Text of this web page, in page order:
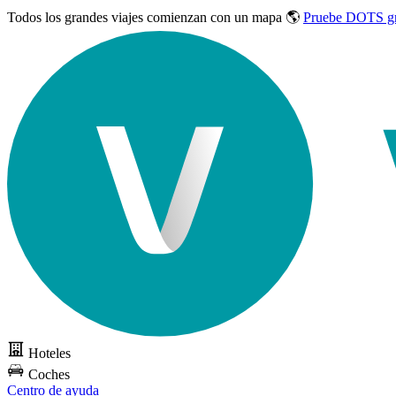
Todos los grandes viajes comienzan con un mapa 🌎 Pruebe DOTS
Hoteles
Coches
Centro de ayuda